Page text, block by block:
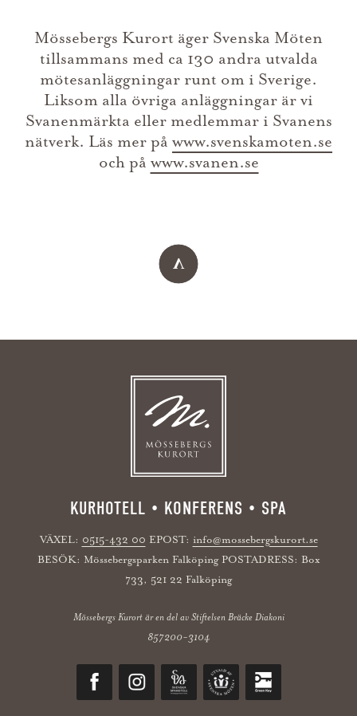
Mössebergs Kurort äger Svenska Möten
tillsammans med ca 130 andra utvalda
mötesanläggningar runt om i Sverige.
Liksom alla övriga anläggningar är vi
Svanenmärkta eller medlemmar i Svanens
nätverk. Läs mer på www.svenskamoten.se
och på www.svanen.se
KURHOTELL • KONFERENS • SPA
VÄXEL: 0515-432 00 EPOST: info@mossebergskurort.se
BESÖK: Mössebergsparken Falköping POSTADRESS: Box
733, 521 22 Falköping
Mössebergs Kurort är en del av Stiftelsen Bräcke Diakoni
857200-3104